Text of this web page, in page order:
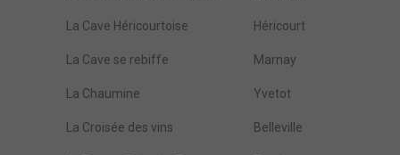
La Cave Héricourtoise Héricourt
La Cave se rebiffe Marnay
La Chaumine Yvetot
La Croisée des vins Belleville